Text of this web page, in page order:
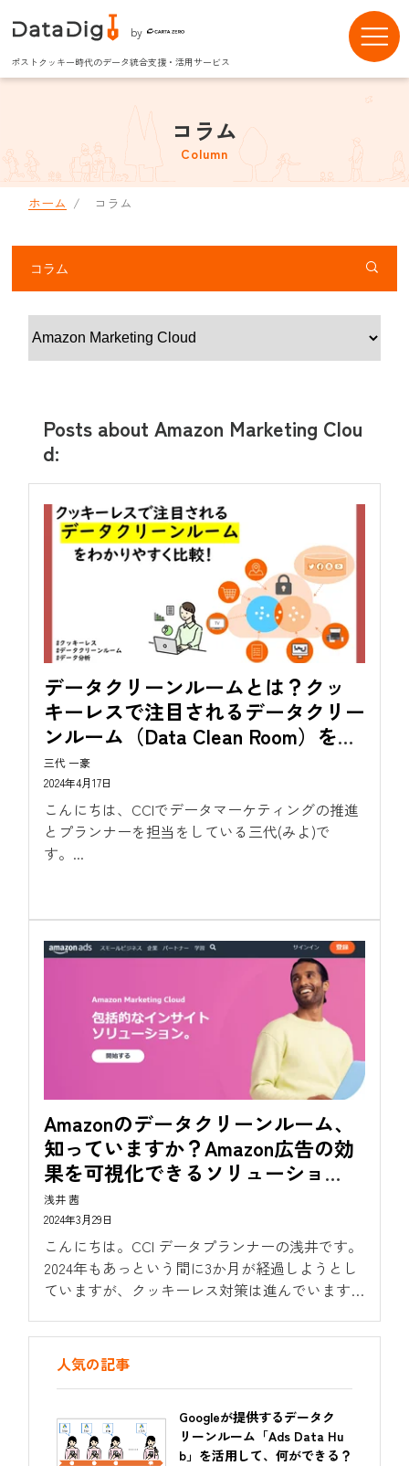
by
ポストクッキー時代のデータ統合支援・活用サービス
コラム
Column
ホーム コラム
コラム
Posts about Amazon Marketing Clou
d:
データクリーンルームとは？クッ
キーレスで注目されるデータクリー
ンルーム（Data Clean Room）をわ
かりやすく比較
三代 一豪
2024年4月17日
こんにちは、CCIでデータマーケティングの推進
とプランナーを担当をしている三代(みよ)で
す。...
Amazonのデータクリーンルーム、
知っていますか？Amazon広告の効
果を可視化できるソリューショ
ン”Amazon Marketing Cloud”
浅井 茜
2024年3月29日
こんにちは。CCI データプランナーの浅井です。
2024年もあっという間に3か月が経過しようとし
ていますが、クッキーレス対策は進んでいます
して筆頭に挙がってくるのが、データクリーン
ルーム。以前本コラムにてGoogleが提供する
データクリーンルーム”Ads...
人気の記事
Googleが提供するデータク
リーンルーム「Ads Data Hu
b」を活用して、何ができる？